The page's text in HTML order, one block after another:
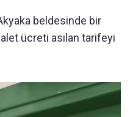
beldesinde bir
ücreti asılan tarifeyi